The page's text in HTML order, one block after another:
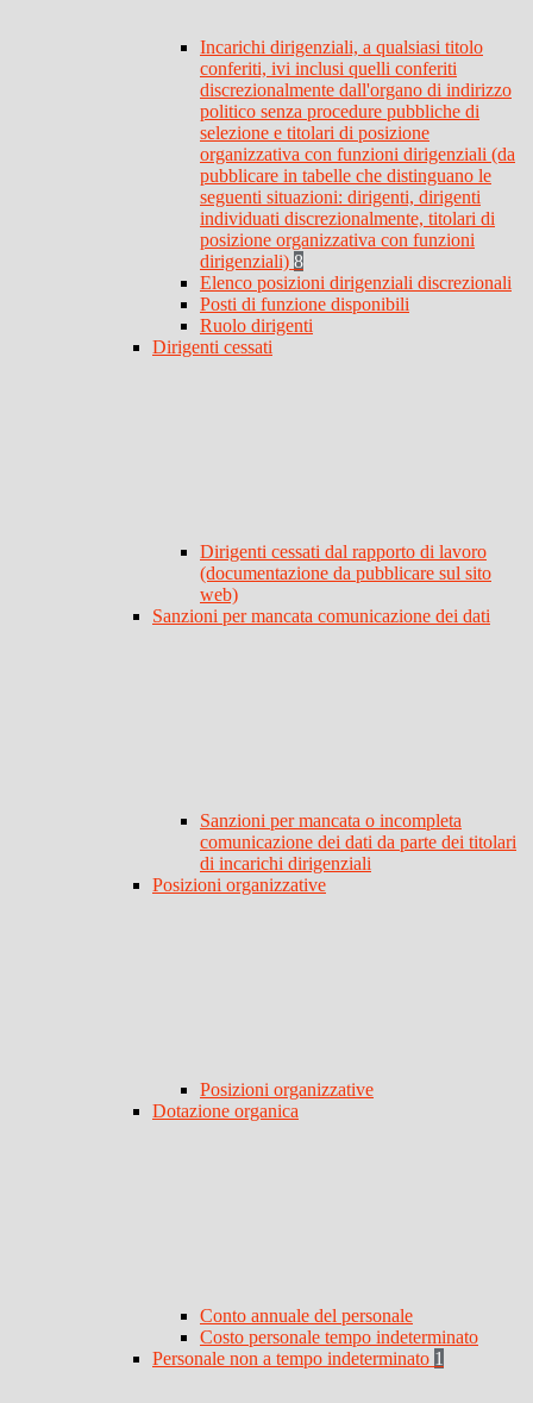
Incarichi dirigenziali, a qualsiasi titolo
conferiti, ivi inclusi quelli conferiti
discrezionalmente dall'organo di indirizzo
politico senza procedure pubbliche di
selezione e titolari di posizione
organizzativa con funzioni dirigenziali (da
pubblicare in tabelle che distinguano le
seguenti situazioni: dirigenti, dirigenti
individuati discrezionalmente, titolari di
posizione organizzativa con funzioni
dirigenziali) 8
Elenco posizioni dirigenziali discrezionali
Posti di funzione disponibili
Ruolo dirigenti
Dirigenti cessati
Dirigenti cessati dal rapporto di lavoro
(documentazione da pubblicare sul sito
web)
Sanzioni per mancata comunicazione dei dati
Sanzioni per mancata o incompleta
comunicazione dei dati da parte dei titolari
di incarichi dirigenziali
Posizioni organizzative
Posizioni organizzative
Dotazione organica
Conto annuale del personale
Costo personale tempo indeterminato
Personale non a tempo indeterminato 1